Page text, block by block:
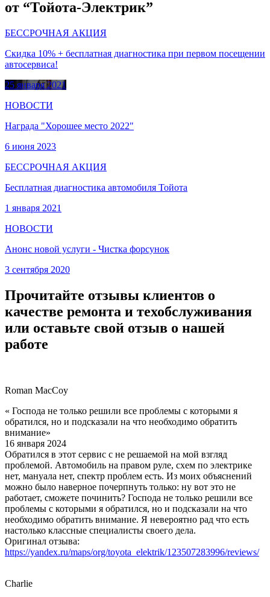
от “Тойота-Электрик”
БЕССРОЧНАЯ АКЦИЯ
Скидка 10% + бесплатная диагностика при первом посещении
автосервиса!
25 января 2021
НОВОСТИ
Награда "Хорошее место 2022"
6 июня 2023
БЕССРОЧНАЯ АКЦИЯ
Бесплатная диагностика автомобиля Тойота
1 января 2021
НОВОСТИ
Анонс новой услуги - Чистка форсунок
3 сентября 2020
Прочитайте отзывы клиентов о
качестве ремонта и техобслуживания
или оставьте свой отзыв о нашей
работе
Roman MacCoy
« Господа не только решили все проблемы с которыми я
обратился, но и подсказали на что необходимо обратить
внимание»
16 января 2024
Обратился в этот сервис с не решаемой на мой взгляд
проблемой. Автомобиль на правом руле, схем по электрике
нет, мануала нет, спектр проблем есть. Из моих объяснений
можно было наверное почерпнуть только: ну вот это не
работает, сможете починить? Господа не только решили все
проблемы с которыми я обратился, но и подсказали на что
необходимо обратить внимание. Я невероятно рад что есть
настолько классные специалисты своего дела.
Оригинал отзыва:
https://yandex.ru/maps/org/toyota_elektrik/123507283996/reviews/
Charlie